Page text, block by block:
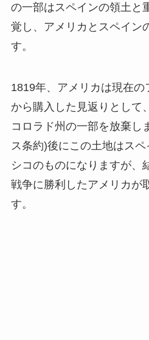
の一部はスペインの領土と
覚し、アメリカとスペイン
す。
1819年、アメリカは現在
から購入した見返りとして
コロラド州の一部を放棄し
ス条約)後にこの土地はス
シコのものになりますが、
戦争に勝利したアメリカが
す。